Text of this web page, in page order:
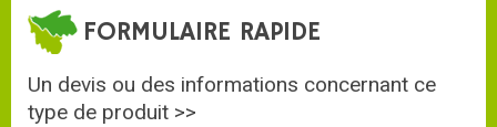
FORMULAIRE RAPIDE
Un devis ou des informations concernant ce
type de produit >>